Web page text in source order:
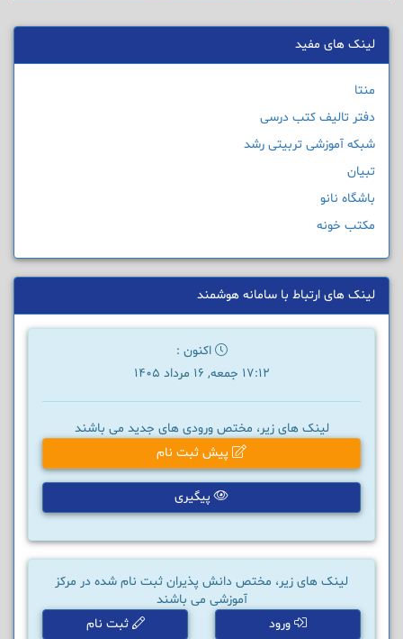
لینک های مفید
منتا
دفتر تالیف کتب درسی
شبکه آموزشی تربیتی رشد
تبیان
باشگاه نانو
مکتب خونه
لینک های ارتباط با سامانه هوشمند
اکنون :
17:12 جمعه, 16 مرداد 1405
لینک های زیر، مختص ورودی های جدید می باشند
پیش ثبت نام
پیگیری
لینک های زیر، مختص دانش پذیران ثبت نام شده در مرکز
آموزشی می باشند
ورود
ثبت نام